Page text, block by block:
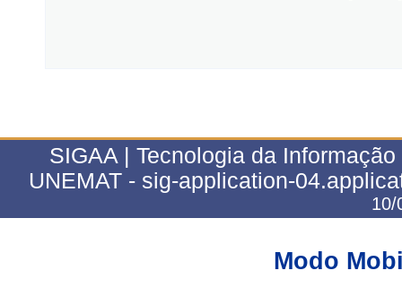
SIGAA | Tecnologia da
UNEMAT - sig-application-
10/
Modo